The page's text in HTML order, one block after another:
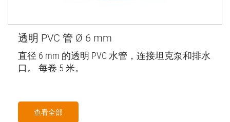
透明 PVC 管 Ø 6 mm
直径 6 mm 的透明 PVC 水管，连接坦克泵和排水
口。 每卷 5 米。
查看全部